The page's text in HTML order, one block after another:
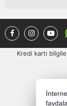
Kredi kartı